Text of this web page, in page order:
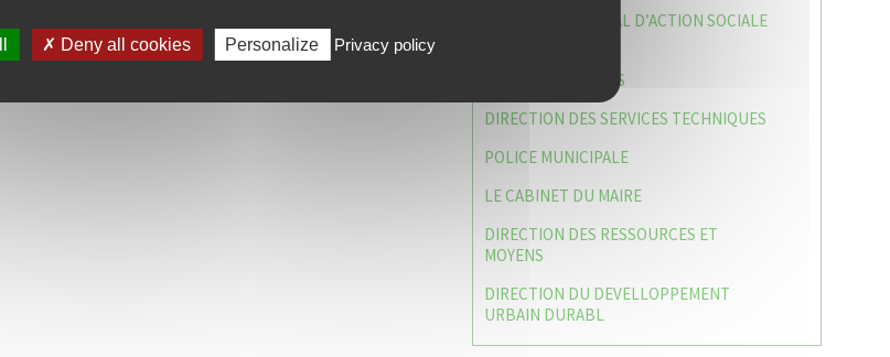
CENTRE COMMUNAL D’ACTION SOCIALE
CAISSE DES ÉCOLES
DIRECTION DES SERVICES TECHNIQUES
POLICE MUNICIPALE
LE CABINET DU MAIRE
DIRECTION DES RESSOURCES ET
MOYENS
DIRECTION DU DEVELLOPPEMENT
URBAIN DURABL
Deny all cookies Personalize Privacy policy